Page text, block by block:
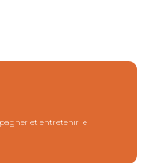
et entretenir le